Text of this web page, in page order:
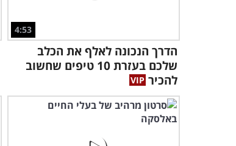
4:53
הדרך הנכונה לאלף את הכלב
שלכם בעזרת 10 טיפים שחשוב
להכיר